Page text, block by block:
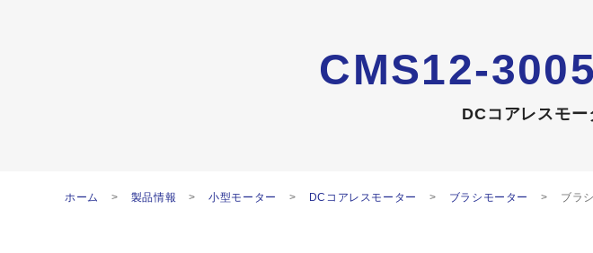
CMS12-
DCコアレスモー
ホーム 製品情報 小型モーター DCコアレスモーター ブラシモーター ブラ